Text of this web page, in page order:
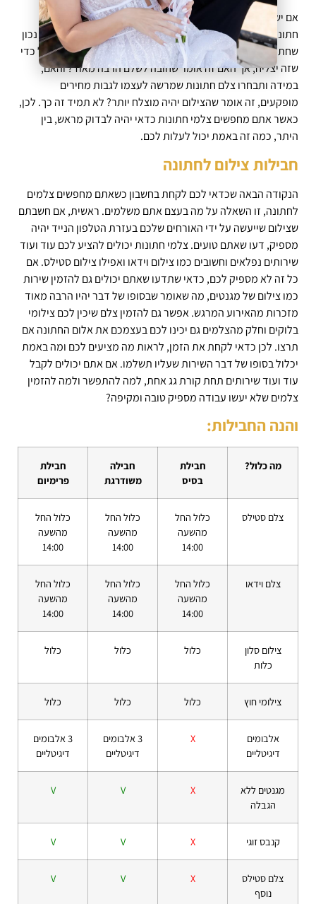
אם יש עוד נתון משמעותי ביותר שיעזור לכם לבחור לאיזה צלם
חתונות אתם רוצים להתקשר, זו כמובן שאלת המחיר. אומנם זה נכון
שחתונה זה אירוע של פעם בחיים וכולנו היינו רוצים לעשות הכול כדי
שזה יצליח, אך האם זה אומר שחובה לשלם הרבה מאוד? והאם,
במידה ותבחרו צלם חתונות שמרשה לעצמו לגבות מחירים
מופקעים, זה אומר שהצילום יהיה מוצלח יותר? לא תמיד זה כך. לכן,
כאשר אתם מחפשים צלמי חתונות כדאי יהיה לבדוק מראש, בין
היתר, כמה זה באמת יכול לעלות לכם.
חבילות צילום לחתונה
הנקודה הבאה שכדאי לכם לקחת בחשבון כשאתם מחפשים צלמים
לחתונה, זו השאלה על מה בעצם אתם משלמים. ראשית, אם חשבתם
שצילום שייעשה על ידי האורחים שלכם בעזרת הטלפון הנייד יהיה
מספיק, דעו שאתם טועים. צלמי חתונות יכולים להציע לכם עוד ועוד
שירותים נפלאים וחשובים כמו צילום וידאו ואפילו צילום סטילס. אם
כל זה לא מספיק לכם, כדאי שתדעו שאתם יכולים גם להזמין שירות
כמו צילום של מגנטים, מה שאומר שבסופו של דבר יהיו הרבה מאוד
מזכרות מהאירוע המרגש. אפשר גם להזמין צלם שיכין לכם צילומי
בלוקים וחלק מהצלמים גם יכינו לכם בעצמכם את אלום החתונה אם
תרצו. לכן כדאי לקחת את הזמן, לראות מה מציעים לכם ומה באמת
יכלול בסופו של דבר השירות שעליו תשלמו. אם אתם יכולים לקבל
עוד ועוד שירותים תחת קורת גג אחת, למה להתפשר ולמה להזמין
צלמים שלא יעשו עבודה מספיק טובה ומקיפה?
והנה החבילות:
מה כלול?
חבילת
בסיס
חבילה
משודרגת
חבילת
פרימיום
צלם סטילס
כלול החל
מהשעה
14:00
כלול החל
מהשעה
14:00
כלול החל
מהשעה
14:00
צלם וידאו
כלול החל
מהשעה
14:00
כלול החל
מהשעה
14:00
כלול החל
מהשעה
14:00
צילום סלון
כלות
כלול כלול כלול
צילומי חוץ כלול כלול כלול
אלבומים
דיגיטליים
X
3 אלבומים
דיגיטליים
3 אלבומים
דיגיטליים
מגנטים ללא
הגבלה
X
V
V
קנבס זוגי X
V
V
צלם סטילס
נוסף
X
V
V